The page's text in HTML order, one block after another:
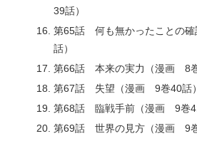
39話）
第65話 何も無かったことの
話）
第66話 本来の実力（漫画 8巻
第67話 失望（漫画 9巻40話）
第68話 臨戦手前（漫画 9巻41
第69話 世界の見方（漫画 9巻